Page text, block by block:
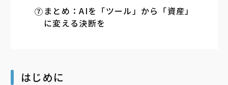
まとめ：AIを「ツール」から「資産」
に変える決断を
はじめに